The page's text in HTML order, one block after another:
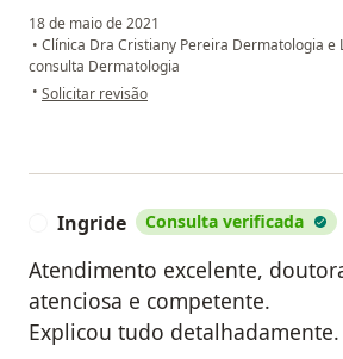
18 de maio de 2021
• Clínica Dra Cristiany Pereira Dermatologia e
consulta Dermatologia
• na opinião do utilizador Elisângela de
Solicitar revisão
Ingride Consulta verificada
Atendimento excelente,
atenciosa e competente.
Explicou tudo